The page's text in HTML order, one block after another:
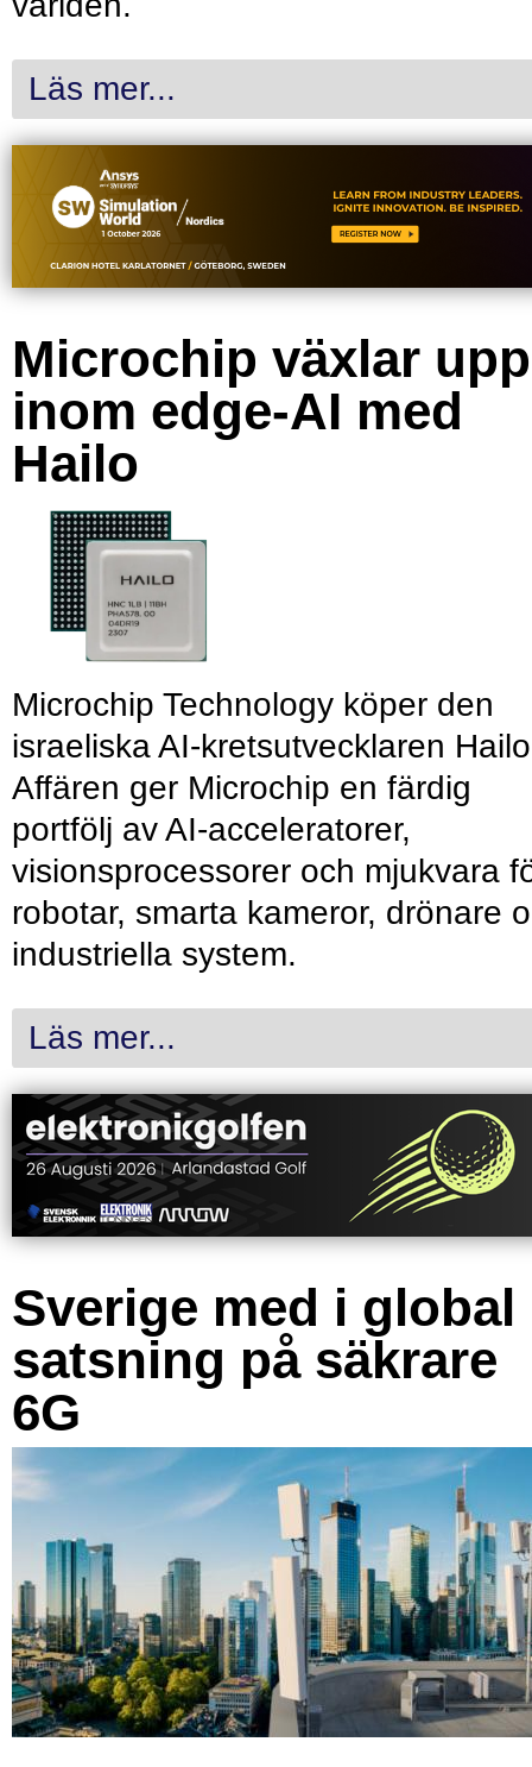
Läs mer...
Microchip växlar upp
inom edge-AI med
Hailo
Microchip Technology köper den
israeliska AI-kretsutvecklaren
Affären ger Microchip en färdig
portfölj av AI-acceleratorer,
visionsprocessorer och mjukvara
robotar, smarta kameror, drönare
industriella system.
Läs mer...
Sverige med i global
satsning på säkrare
6G